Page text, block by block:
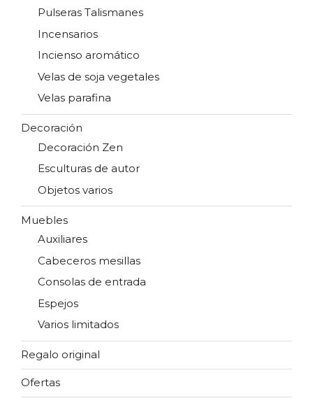
Pulseras Talismanes
Incensarios
Incienso aromático
Velas de soja vegetales
Velas parafina
Decoración
Decoración Zen
Esculturas de autor
Objetos varios
Muebles
Auxiliares
Cabeceros mesillas
Consolas de entrada
Espejos
Varios limitados
Regalo original
Ofertas